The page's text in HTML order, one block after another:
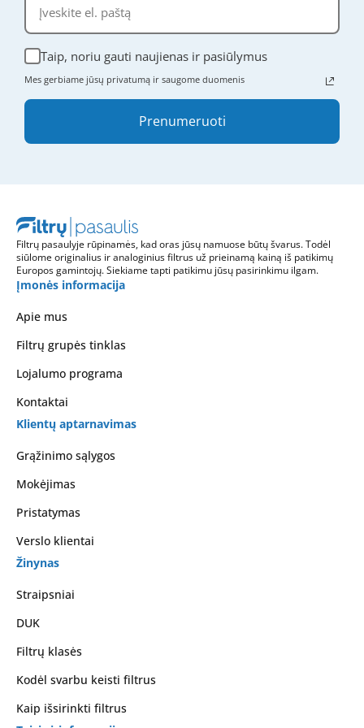
Taip, noriu gauti naujienas ir pasiūlymus
Mes gerbiame jūsų privatumą ir saugome duomenis
Prenumeruoti
Filtrų pasaulyje rūpinamės, kad oras jūsų namuose būtų švarus. Todėl
siūlome originalius ir analoginius filtrus už prieinamą kainą iš patikimų
Europos gamintojų. Siekiame tapti patikimu jūsų pasirinkimu ilgam.
Įmonės informacija
Apie mus
Filtrų grupės tinklas
Lojalumo programa
Kontaktai
Klientų aptarnavimas
Grąžinimo sąlygos
Mokėjimas
Pristatymas
Verslo klientai
Žinynas
Straipsniai
DUK
Filtrų klasės
Kodėl svarbu keisti filtrus
Kaip išsirinkti filtrus